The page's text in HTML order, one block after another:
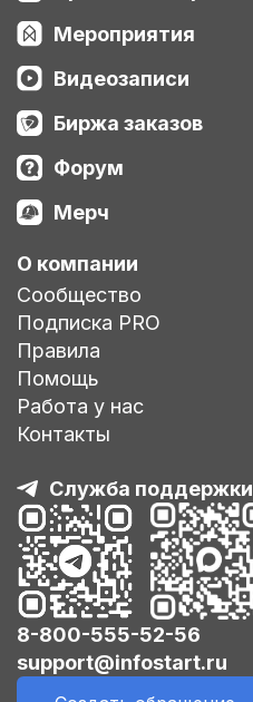
Мероприятия
Видеозаписи
Биржа заказов
Форум
Мерч
О компании
Сообщество
Подписка PRO
Правила
Помощь
Работа у нас
Контакты
Служба поддержки
8-800-555-52-56
support@infostart.ru